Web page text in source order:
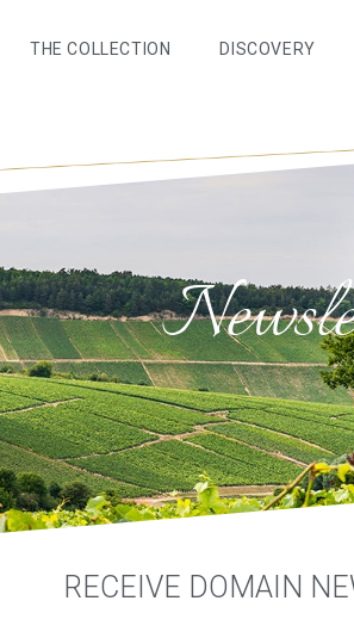
THE COLLECTION DISCOVERY
RECEIVE DOMAIN